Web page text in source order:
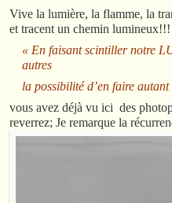
Vive la lumière, la flamme, la
et tracent un chemin lumineux!!!
« En faisant scintiller notre
autres
la possibilité d’en faire
vous avez déjà vu ici des
reverrez; Je remarque la